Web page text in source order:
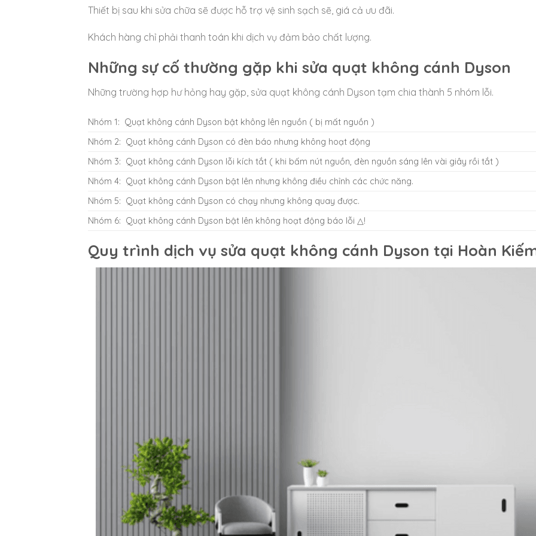
Thiết bị sau khi sửa chữa sẽ được hỗ trợ vệ sinh sạch sẽ, giá cả ưu đãi.
Khách hàng chỉ phải thanh toán khi dịch vụ đảm bảo chất lượng.
Những sự cố thường gặp khi sửa quạt không cánh Dyson
Những trường hợp hư hỏng hay gặp, sửa quạt không cánh Dyson tạm chia thành 5 nhóm lỗi.
Nhóm 1: Quạt không cánh Dyson bật không lên nguồn ( bị mất nguồn )
Nhóm 2: Quạt không cánh Dyson có đèn báo nhưng không hoạt động
Nhóm 3: Quạt không cánh Dyson lỗi kích tắt ( khi bấm nút nguồn, đèn nguồn sáng lên vài giây rồi tắt )
Nhóm 4: Quạt không cánh Dyson bật lên nhưng không điều chỉnh các chức năng.
Nhóm 5: Quạt không cánh Dyson có chạy nhưng không quay được.
Nhóm 6: Quạt không cánh Dyson bật lên không hoạt động báo lỗi △!
Quy trình dịch vụ sửa quạt không cánh Dyson tại Hoàn